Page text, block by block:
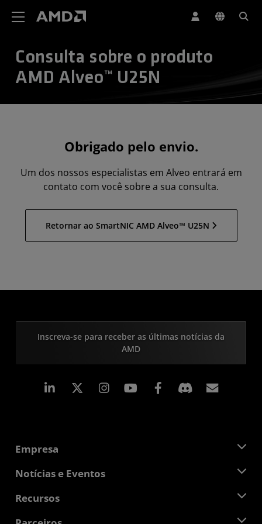
Consulta sobre o produto
AMD Alveo™ U25N
Obrigado pelo envio.
Um dos nossos especialistas em Alveo entrará em
contato com você sobre a sua consulta.
Retornar ao SmartNIC AMD Alveo™ U25N
Inscreva-se para receber as últimas notícias da
AMD
Linkedin Instagram Facebook
Empresa
Sobre a AMD
Responsibilidade Corporativa
Oportunidades de Emprego
Notícias e Eventos
Sala de Imprensa
Recursos
Central do desenvolvedor